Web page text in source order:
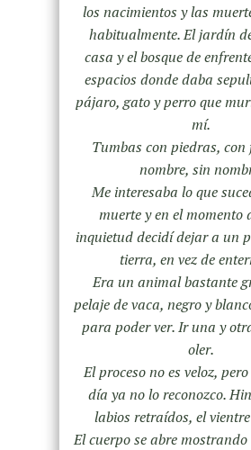
los nacimientos y las
habitualmente. El jardín
casa y el bosque de
espacios donde daba
pájaro, gato y perro que
mí.
Tumbas con piedras, con
nombre, sin
Me interesaba lo que
muerte y en el momento
inquietud decidí dejar a un
tierra, en vez de
Era un animal bastante
pelaje de vaca, negro y
para poder ver. Ir una y
oler.
El proceso no es veloz,
día ya no lo reconozco.
labios retraídos, el
El cuerpo se abre mostrando